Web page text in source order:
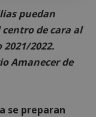
puedan
de cara al
2022.
Amanecer de
se preparan